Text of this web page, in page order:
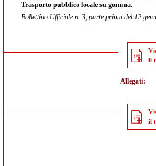
Trasporto pubblico locale su gomma.
Bollettino Ufficiale n. 3, parte prima del 12
il
Allegati:
il